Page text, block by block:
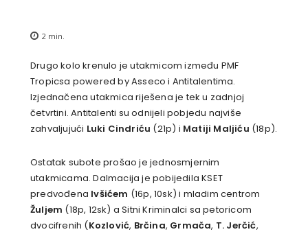
2 min.
Drugo kolo krenulo je utakmicom između PMF
Tropicsa powered by Asseco i Antitalentima.
Izjednačena utakmica riješena je tek u zadnjoj
četvrtini. Antitalenti su odnijeli pobjedu najviše
zahvaljujući Luki Cindriću (21p) i Matiji Maljiću (18p).
Ostatak subote prošao je jednosmjernim
utakmicama. Dalmacija je pobijedila KSET
predvođena Ivšićem (16p, 10sk) i mladim centrom
Žuljem (18p, 12sk) a Sitni Kriminalci sa petoricom
dvocifrenih (Kozlović, Brčina, Grmača, T. Jerčić,